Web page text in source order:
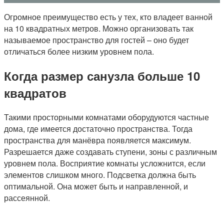
Огромное преимущество есть у тех, кто владеет ванной
на 10 квадратных метров. Можно организовать так
называемое пространство для гостей – оно будет
отличаться более низким уровнем пола.
Когда размер санузла больше 10
квадратов
Такими просторными комнатами оборудуются частные
дома, где имеется достаточно пространства. Тогда
пространства для манёвра появляется максимум.
Разрешается даже создавать ступени, зоны с различным
уровнем пола. Восприятие комнаты усложнится, если
элементов слишком много. Подсветка должна быть
оптимальной. Она может быть и направленной, и
рассеянной.